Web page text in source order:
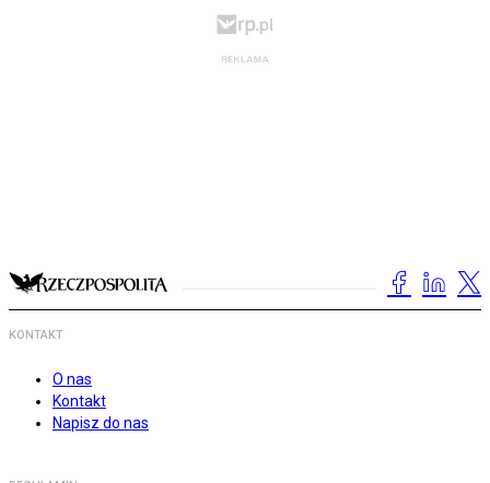
KONTAKT
O nas
Kontakt
Napisz do nas